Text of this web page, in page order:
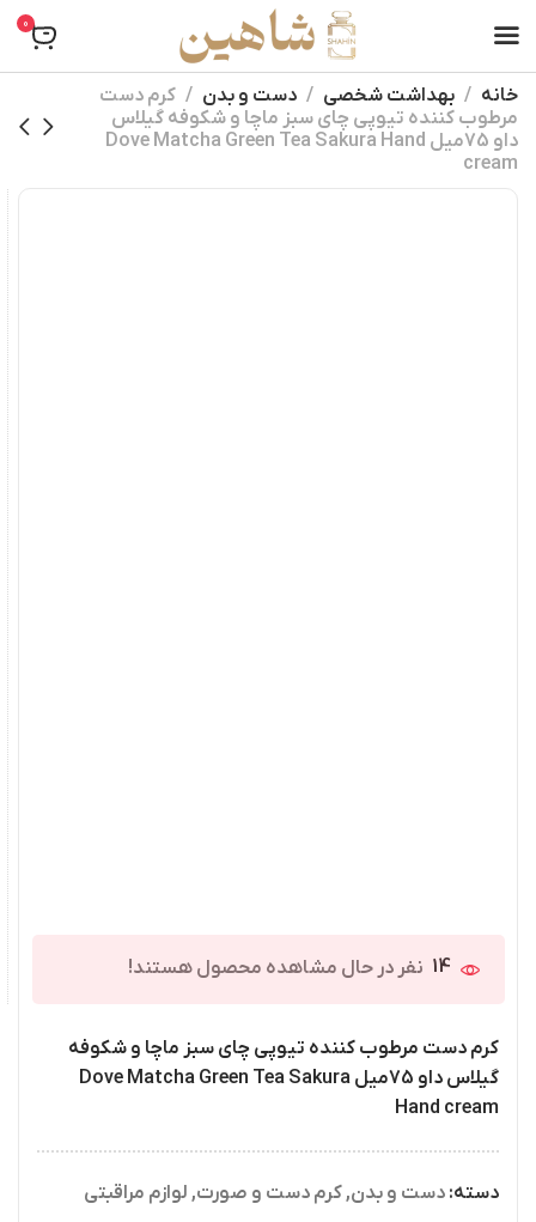
0
خانه بهداشت شخصی دست و بدن
کرم دست
مرطوب کننده تیوپی چای سبز ماچا و شکوفه گیلاس
داو 75میل Dove Matcha Green Tea Sakura Hand
cream
14 نفر در حال مشاهده محصول هستند!
کرم دست مرطوب کننده تیوپی چای سبز ماچا و شکوفه
گیلاس داو 75میل Dove Matcha Green Tea Sakura
Hand cream
دسته: دست و بدن, کرم دست و صورت, لوازم مراقبتی